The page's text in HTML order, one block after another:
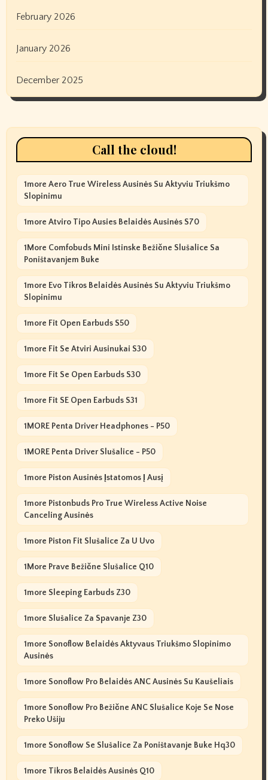
February 2026
January 2026
December 2025
Call the cloud!
1more Aero True Wireless Ausinės Su Aktyviu Triukšmo
Slopinimu
1more Atviro Tipo Ausies Belaidės Ausinės S70
1More Comfobuds Mini Istinske Bežične Slušalice Sa
Poništavanjem Buke
1more Evo Tikros Belaidės Ausinės Su Aktyviu Triukšmo
Slopinimu
1more Fit Open Earbuds S50
1more Fit Se Atviri Ausinukai S30
1more Fit Se Open Earbuds S30
1more Fit SE Open Earbuds S31
1MORE Penta Driver Headphones - P50
1MORE Penta Driver Slušalice - P50
1more Piston Ausinės Įstatomos Į Ausį
1more Pistonbuds Pro True Wireless Active Noise
Canceling Ausinės
1more Piston Fit Slušalice Za U Uvo
1More Prave Bežične Slušalice Q10
1more Sleeping Earbuds Z30
1more Slušalice Za Spavanje Z30
1more Sonoflow Belaidės Aktyvaus Triukšmo Slopinimo
Ausinės
1more Sonoflow Pro Belaidės ANC Ausinės Su Kaušeliais
1more Sonoflow Pro Bežične ANC Slušalice Koje Se Nose
Preko Ušiju
1more Sonoflow Se Slušalice Za Poništavanje Buke Hq30
1more Tikros Belaidės Ausinės Q10